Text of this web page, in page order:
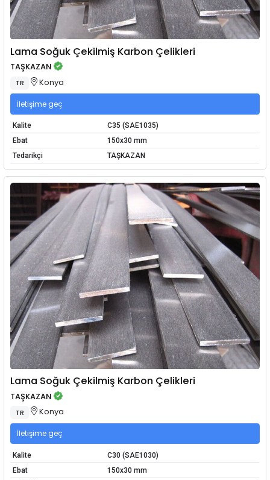
Lama Soğuk Çekilmiş Karbon Çelikleri
TAŞKAZAN
TR Konya
İletişime geç
Kalite
C35 (SAE1035)
Ebat
150x30 mm
Tedarikçi
TAŞKAZAN
Lama Soğuk Çekilmiş Karbon Çelikleri
TAŞKAZAN
TR Konya
İletişime geç
Kalite
C30 (SAE1030)
Ebat
150x30 mm